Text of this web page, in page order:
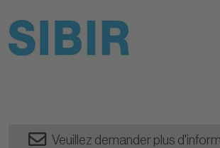
Veuillez demander plus